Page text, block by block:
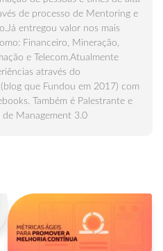
de processo de Mentoring e
entregou valor nos mais
Financeiro, Mineração,
e Telecom.Atualmente
através do
que Fundou em 2017) com
Também é Palestrante e
de Management 3.0